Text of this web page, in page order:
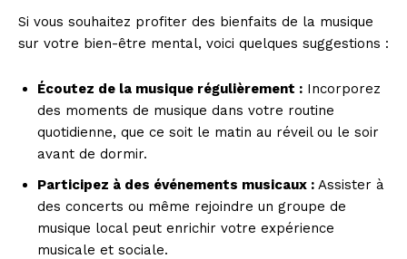
Si vous souhaitez profiter des bienfaits de la musique
sur votre bien-être mental, voici quelques suggestions :
Écoutez de la musique régulièrement : Incorporez
des moments de musique dans votre routine
quotidienne, que ce soit le matin au réveil ou le soir
avant de dormir.
Participez à des événements musicaux : Assister à
des concerts ou même rejoindre un groupe de
musique local peut enrichir votre expérience
musicale et sociale.